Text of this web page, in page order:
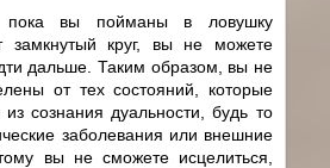
вы пойманы в ловушку
замкнутый круг, вы не можете
дальше. Таким образом, вы не
от тех состояний, которые
сознания дуальности, будь то
заболевания или внешние
вы не сможете исцелиться,